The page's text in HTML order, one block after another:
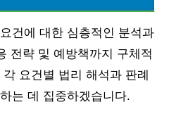
건에 대한 심층적인 분석과
전략 및 예방책까지 구체적
요건별 법리 해석과 판례
는 데 집중하겠습니다.